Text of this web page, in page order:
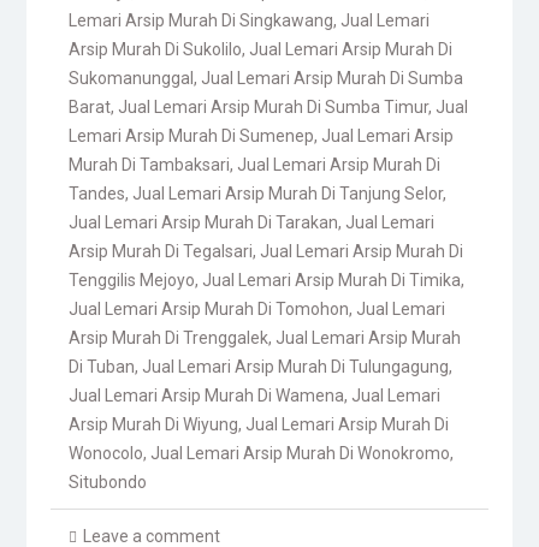
Lemari Arsip Murah Di Singkawang, Jual Lemari
Arsip Murah Di Sukolilo, Jual Lemari Arsip Murah Di
Sukomanunggal , Jual Lemari Arsip Murah Di Sumba
Barat, Jual Lemari Arsip Murah Di Sumba Timur, Jual
Lemari Arsip Murah Di Sumenep, Jual Lemari Arsip
Murah Di Tambaksari, Jual Lemari Arsip Murah Di
Tandes, Jual Lemari Arsip Murah Di Tanjung Selor,
Jual Lemari Arsip Murah Di Tarakan, Jual Lemari
Arsip Murah Di Tegalsari, Jual Lemari Arsip Murah Di
Tenggilis Mejoyo, Jual Lemari Arsip Murah Di Timika,
Jual Lemari Arsip Murah Di Tomohon, Jual Lemari
Arsip Murah Di Trenggalek, Jual Lemari Arsip Murah
Di Tuban, Jual Lemari Arsip Murah Di Tulungagung,
Jual Lemari Arsip Murah Di Wamena, Jual Lemari
Arsip Murah Di Wiyung, Jual Lemari Arsip Murah Di
Wonocolo, Jual Lemari Arsip Murah Di Wonokromo,
Situbondo
Leave a comment